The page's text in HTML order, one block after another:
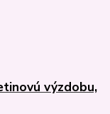
výzdobu,